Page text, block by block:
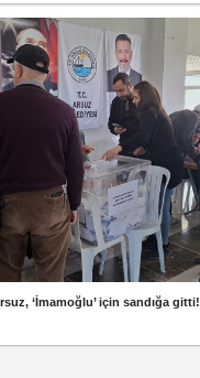
‘İmamoğlu’ için sandığa gitti!